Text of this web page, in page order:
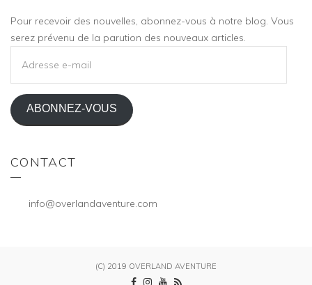
Pour recevoir des nouvelles, abonnez-vous à notre blog. Vous
serez prévenu de la parution des nouveaux articles.
MAIL
ABONNEZ-VOUS
CONTACT
info@overlandaventure.com
(C) 2019 OVERLAND AVENTURE